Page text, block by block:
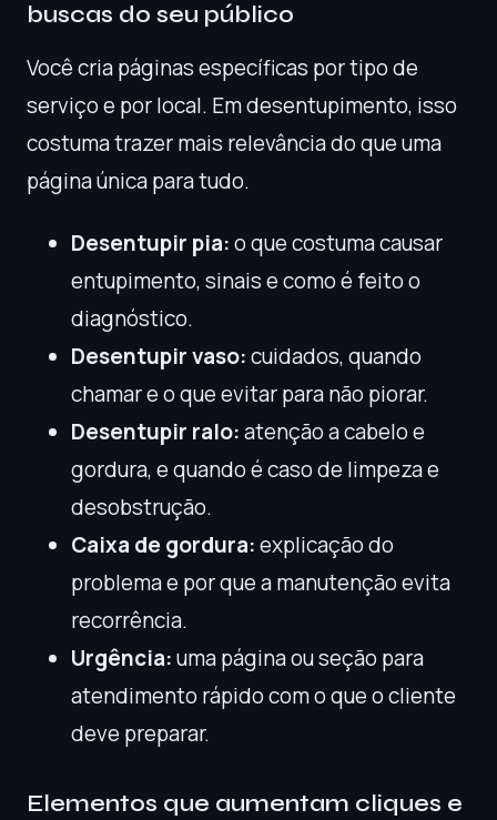
buscas do seu público
Você cria páginas específicas por tipo de
serviço e por local. Em desentupimento, isso
costuma trazer mais relevância do que uma
página única para tudo.
Desentupir pia:o que costuma causar
entupimento, sinais e como é feito o
diagnóstico.
Desentupir vaso:cuidados, quando
chamar e o que evitar para não piorar.
Desentupir ralo:atenção a cabelo e
gordura, e quando é caso de limpeza e
desobstrução.
Caixa de gordura:explicação do
problema e por que a manutenção evita
recorrência.
Urgência:uma página ou seção para
atendimento rápido com o que o cliente
deve preparar.
Elementos que aumentam cliques e